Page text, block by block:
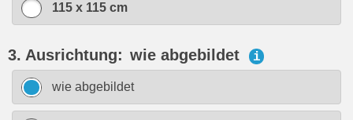
115 x 115 cm
3. Ausrichtung: wie abgebildet i
wie abgebildet